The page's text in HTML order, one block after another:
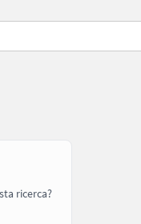
ricerca?